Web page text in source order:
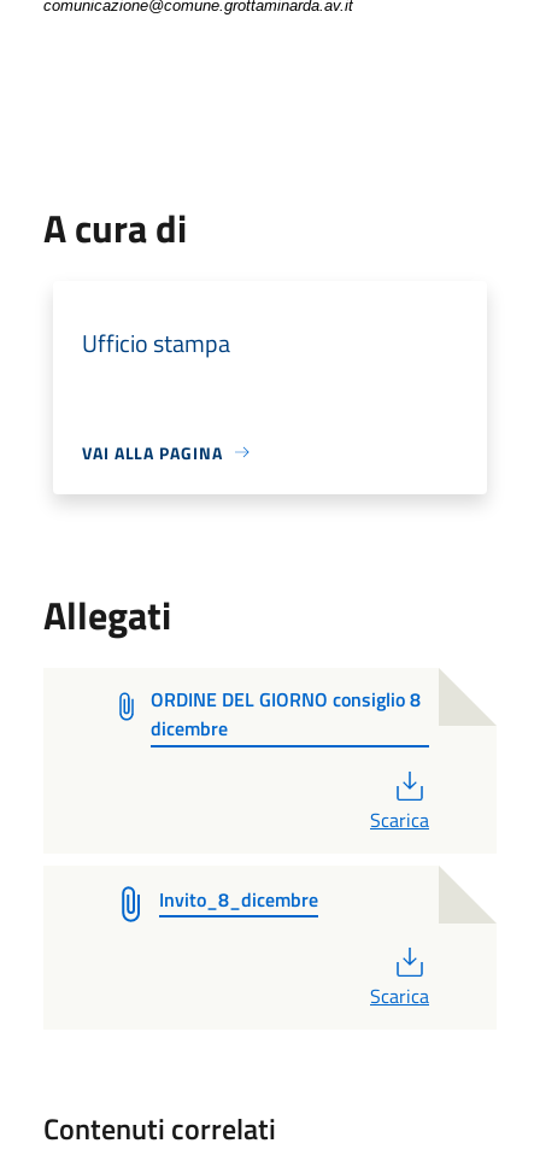
comunicazione@comune.grottaminarda.av.it
A cura di
Ufficio stampa
VAI ALLA PAGINA
Allegati
ORDINE DEL GIORNO consiglio 8
dicembre
Scarica
Invito_8_dicembre
Scarica
Contenuti correlati